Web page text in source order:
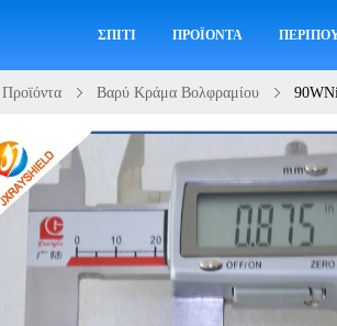
ΣΠΊΤΙ ΠΡΟΪΌΝΤΑ
Προϊόντα Βαρύ Κράμα Βολφραμίου